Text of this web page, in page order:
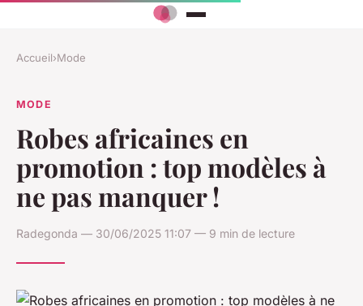
Accueil›Mode
MODE
Robes africaines en
promotion : top modèles à
ne pas manquer !
Radegonda — 30/06/2025 11:07 — 9 min de lecture